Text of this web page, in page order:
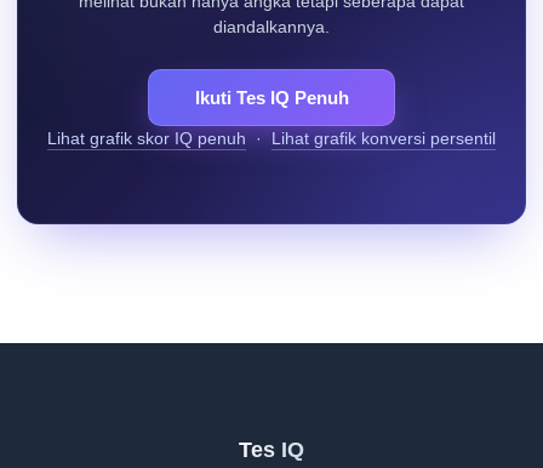
diandalkannya.
Ikuti Tes IQ Penuh
Lihat grafik skor IQ penuh · Lihat grafik konversi persentil
Tes IQ